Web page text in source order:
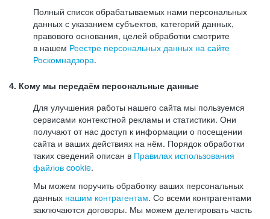
Полный список обрабатываемых нами персональных
данных с указанием субъектов, категорий данных,
правового основания, целей обработки смотрите
в нашем Реестре персональных данных на сайте
Роскомнадзора.
4. Кому мы передаём персональные данные
Для улучшения работы нашего сайта мы пользуемся
сервисами контекстной рекламы и статистики. Они
получают от нас доступ к информации о посещении
сайта и ваших действиях на нём. Порядок обработки
таких сведений описан в Правилах использования
файлов cookie.
Мы можем поручить обработку ваших персональных
данных нашим контрагентам. Со всеми контрагентами
заключаются договоры. Мы можем делегировать часть